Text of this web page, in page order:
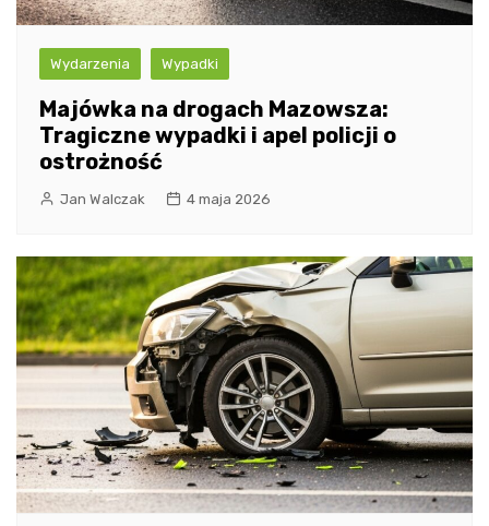
Wydarzenia Wypadki
Majówka na drogach Mazowsza:
Tragiczne wypadki i apel policji o
ostrożność
Jan Walczak 4 maja 2026